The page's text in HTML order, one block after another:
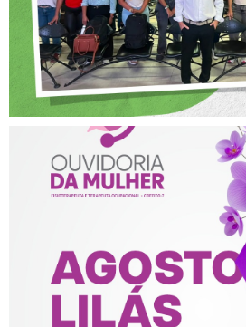
AGOSTO LILÁS –
PROTEGER E
VIOLÊNCIA
MULHER